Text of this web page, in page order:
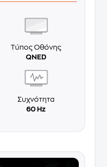
Τύπος Οθόνης
QNED
Συχνότητα
60 Hz